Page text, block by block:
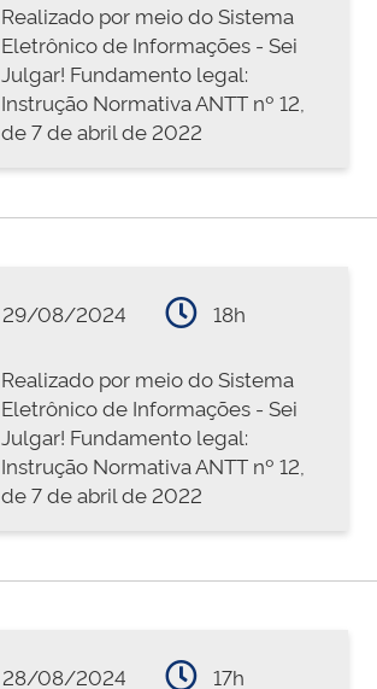
Realizado por meio do Sistema
Eletrônico de Informações - Sei
Julgar! Fundamento legal:
Instrução Normativa ANTT nº 12,
de 7 de abril de 2022
29/08/2024 18h
Realizado por meio do Sistema
Eletrônico de Informações - Sei
Julgar! Fundamento legal:
Instrução Normativa ANTT nº 12,
de 7 de abril de 2022
28/08/2024 17h